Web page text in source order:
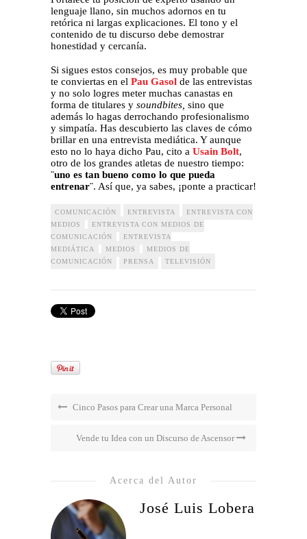
lenguaje llano, sin muchos adornos en tu
retórica ni largas explicaciones. El tono y el
contenido de tu discurso debe demostrar
honestidad y cercanía.
Si sigues estos consejos, es muy probable que
te conviertas en el Pau Gasol de las entrevistas
y no solo logres meter muchas canastas en
forma de titulares y soundbites, sino que
además lo hagas derrochando profesionalismo
y simpatía. Has descubierto las claves de cómo
brillar en una entrevista mediática. Y aunque
esto no lo haya dicho Pau, cito a Usain Bolt,
otro de los grandes atletas de nuestro tiempo:
¨uno es tan bueno como lo que pueda
entrenar¨. Así que, ya sabes, ¡ponte a practicar!
COMUNICACIÓN ENTREVISTA
ENTREVISTA CON
MEDIOS
ENTREVISTA CON MEDIOS DE
COMUNICACIÓN
ENTREVISTA
MEDIÁTICA
MEDIOS
MEDIOS DE
COMUNICACIÓN
PRENSA TELEVISIÓN
Cinco Pasos para Crear una Marca Personal
Vende tu Idea con un Discurso de Ascensor
Acerca del Autor
José Luis Lobera